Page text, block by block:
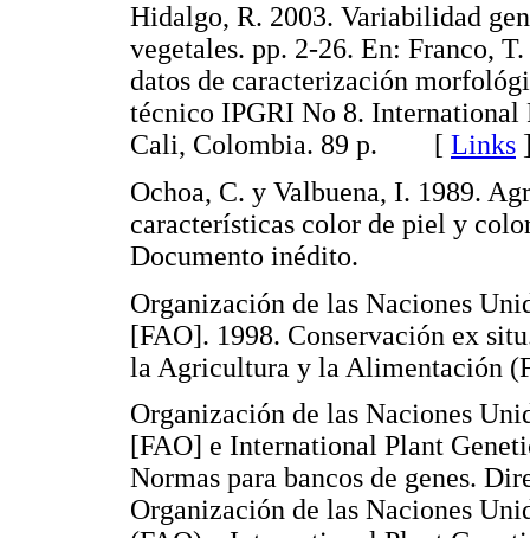
Hidalgo, R. 2003. Variabilidad
vegetales. pp. 2-26. En: Franco,
datos de caracterización
técnico IPGRI No 8. International
Cali, Colombia. 89 p. [ Links
Ochoa, C. y Valbuena, I. 1989.
características color de piel y
Documento inédito.
Organización de las Naciones
[FAO]. 1998. Conservación ex
la Agricultura y la Alimentación
Organización de las Naciones
[FAO] e International Plant
Normas para bancos de genes.
Organización de las Naciones